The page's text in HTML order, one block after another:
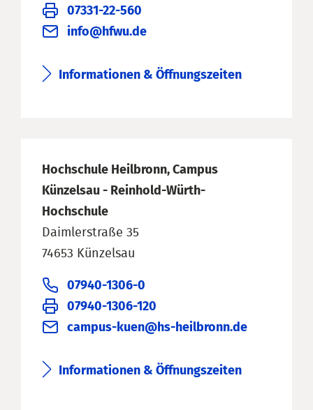
07331-22-560
info@hfwu.de
Informationen & Öffnungszeiten
Hochschule Heilbronn, Campus
Künzelsau - Reinhold-Würth-
Hochschule
Daimlerstraße 35
74653 Künzelsau
07940-1306-0
07940-1306-120
campus-kuen@hs-heilbronn.de
Informationen & Öffnungszeiten